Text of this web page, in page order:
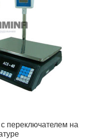
переключателем на